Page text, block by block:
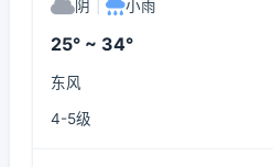
阴 小雨
25° ~ 34°
东风
4-5级